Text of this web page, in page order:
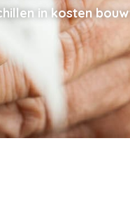
in kosten